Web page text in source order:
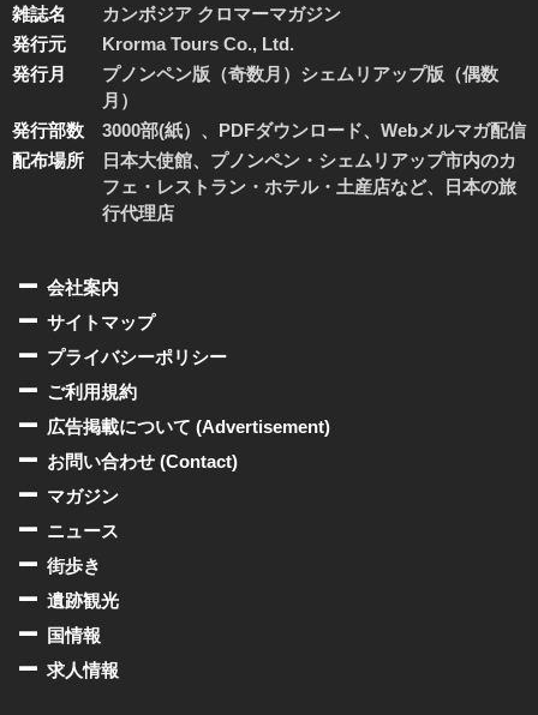
雑誌名
カンボジア クロマーマガジン
発行元
Krorma Tours Co., Ltd.
発行月
プノンペン版（奇数月）シェムリアップ版（偶数
月）
発行部数
3000部(紙）、PDFダウンロード、Webメルマガ配信
配布場所
日本大使館、プノンペン・シェムリアップ市内のカ
フェ・レストラン・ホテル・土産店など、日本の旅
行代理店
会社案内
サイトマップ
プライバシーポリシー
ご利用規約
広告掲載について (Advertisement)
お問い合わせ (Contact)
マガジン
ニュース
街歩き
遺跡観光
国情報
求人情報